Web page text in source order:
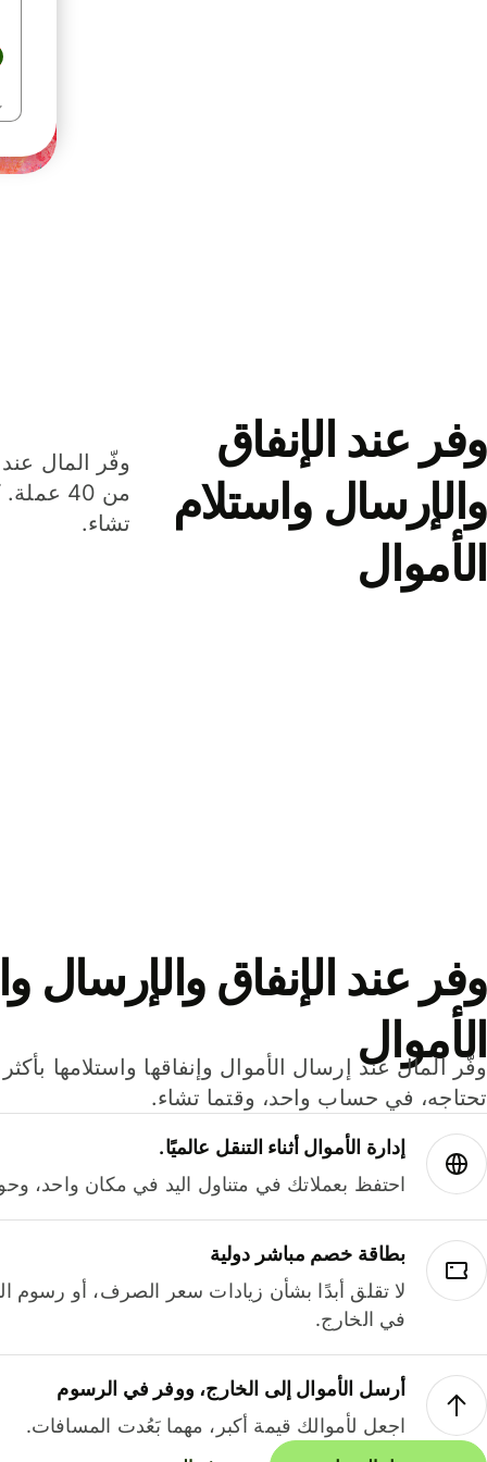
وفر عند الإنفاق
والإرسال واستلام
الأموال
وفّر المال عند
من 40
تشاء.
وفر عند الإنفاق والإرسال
الأموال
تحتاجه، في حساب واحد، وقتما تشاء.
إدارة الأموال أثناء التنقل عالميًا.
احتفظ بعملاتك في متناول اليد في مكان واحد،
بطاقة خصم مباشر دولية
لا تقلق أبدًا بشأن زيادات سعر الصرف، أو رسوم
في الخارج.
أرسل الأموال إلى الخارج، ووفر في الرسوم
اجعل لأموالك قيمة أكبر، مهما بَعُدت المسافات.